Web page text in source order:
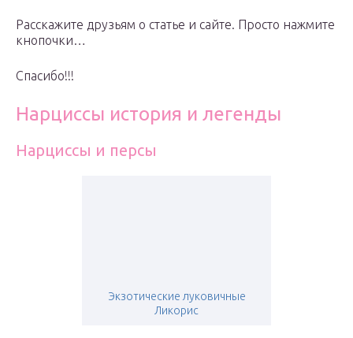
Расскажите друзьям о статье и сайте. Просто нажмите
кнопочки…
Спасибо!!!
Нарциссы история и легенды
Нарциссы и персы
Экзотические луковичные
Ликорис